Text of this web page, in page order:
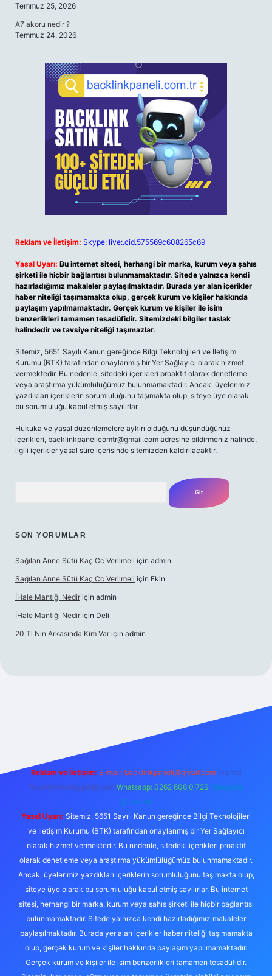
Temmuz 25, 2026
A7 akoru nedir ?
Temmuz 24, 2026
Reklam ve İletişim: Skype: live:.cid.575569c608265c69
Yasal Uyarı: Bu internet sitesi, herhangi bir marka, kurum veya şahıs
şirketi ile hiçbir bağlantısı bulunmamaktadır. Sitede yalnızca kendi
hazırladığımız makaleler paylaşılmaktadır. Burada yer alan içerikler
haber niteliği taşımamakta olup, gerçek kurum ve kişiler hakkında
paylaşım yapılmamaktadır. Gerçek kurum ve kişiler ile isim
benzerlikleri tamamen tesadüfidir. Sitemizdeki bilgiler taslak
halindedir ve tavsiye niteliği taşımazlar.
Sitemiz, 5651 Sayılı Kanun gereğince Bilgi Teknolojileri ve İletişim
Kurumu (BTK) tarafından onaylanmış bir Yer Sağlayıcı olarak hizmet
vermektedir. Bu nedenle, sitedeki içerikleri proaktif olarak denetleme
veya araştırma yükümlülüğümüz bulunmamaktadır. Ancak, üyelerimiz
yazdıkları içeriklerin sorumluluğunu taşımakta olup, siteye üye olarak
bu sorumluluğu kabul etmiş sayılırlar.
Hukuka ve yasal düzenlemelere aykırı olduğunu düşündüğünüz
içerikleri, backlinkpanelicomtr@gmail.com adresine bildirmeniz halinde,
ilgili içerikler yasal süre içerisinde sitemizden kaldırılacaktır.
SON YORUMLAR
Sağılan Anne Sütü Kaç Cc Verilmeli için admin
Sağılan Anne Sütü Kaç Cc Verilmeli için Ekin
İHale Mantığı Nedir için admin
İHale Mantığı Nedir için Deli
20 Tl Nin Arkasında Kim Var için admin
Reklam ve İletişim: E-mail: backlinkpaneli@gmail.com Teams:
forumhizmeti@gmail.com Whatsapp: 0262 606 0 726 Telegram:
@karabul
Yasal Uyarı: Sitemiz, 5651 Sayılı Kanun gereğince Bilgi Teknolojileri
ve İletişim Kurumu (BTK) tarafından onaylanmış bir Yer Sağlayıcı
olarak hizmet vermektedir. Bu nedenle, sitedeki içerikleri proaktif
olarak denetleme veya araştırma yükümlülüğümüz bulunmamaktadır.
Ancak, üyelerimiz yazdıkları içeriklerin sorumluluğunu taşımakta olup,
siteye üye olarak bu sorumluluğu kabul etmiş sayılırlar. Bu internet
sitesi, herhangi bir marka, kurum veya şahıs şirketi ile hiçbir bağlantısı
bulunmamaktadır. Sitede yalnızca kendi hazırladığımız makaleler
paylaşılmaktadır. Burada yer alan içerikler haber niteliği taşımamakta
olup, gerçek kurum ve kişiler hakkında paylaşım yapılmamaktadır.
Gerçek kurum ve kişiler ile isim benzerlikleri tamamen tesadüfidir.